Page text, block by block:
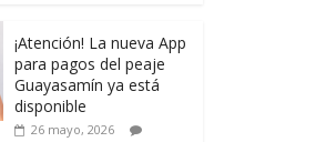
¡Atención! La nueva App
para pagos del peaje
Guayasamín ya está
disponible
26 mayo, 2026